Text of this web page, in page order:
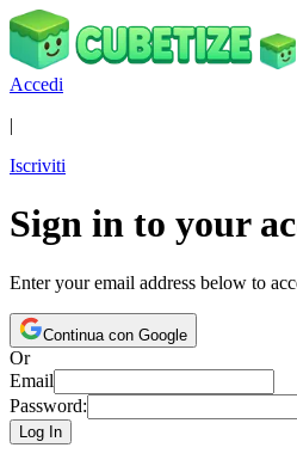
Accedi
|
Iscriviti
Sign in to your
Enter your email address below to
Continua con Google
Or
Email
Password:
Log In